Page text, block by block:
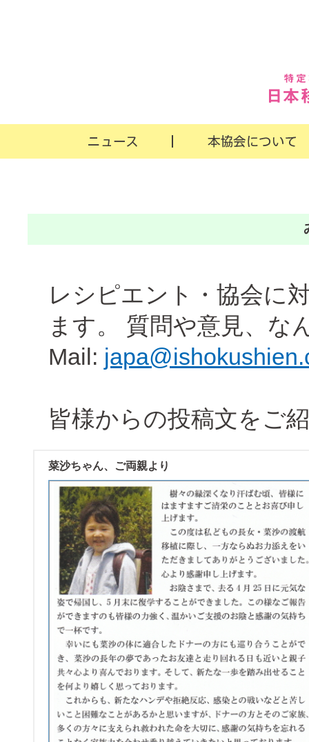
レシピエント・協会に
ます。 質問や意見、な
Mail:
皆様からの投稿文をご
菜沙ちゃん、ご両親より